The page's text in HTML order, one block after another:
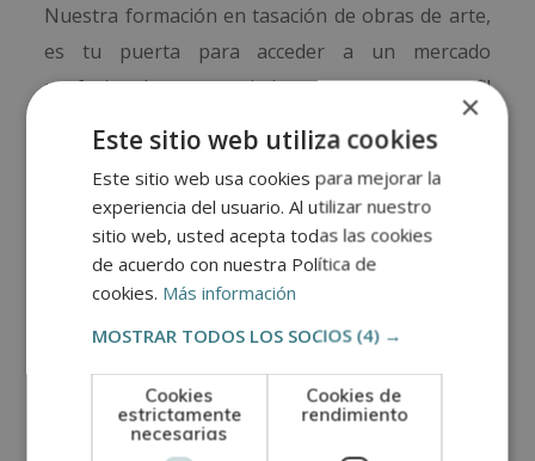
Nuestra formación en tasación de obras de arte,
es tu puerta para acceder a un mercado
profesional en crecimiento, con un perfil
especializado que muchas organizaciones. Esta
altamente valorados en sectores como:
Casas de subastas
Galerías de arte.
Museos y entidades culturales.
Consultorías y empresasde valoración
patrimonial.
×
Este sitio web utiliza cookies
Este sitio web usa cookies para mejorar la
experiencia del usuario. Al utilizar nuestro
sitio web, usted acepta todas las cookies
de acuerdo con nuestra Política de
cookies. Más información
MOSTRAR TODOS LOS SOCIOS (4) →
Cookies
estrictamente
necesarias
Cookies de
rendimiento